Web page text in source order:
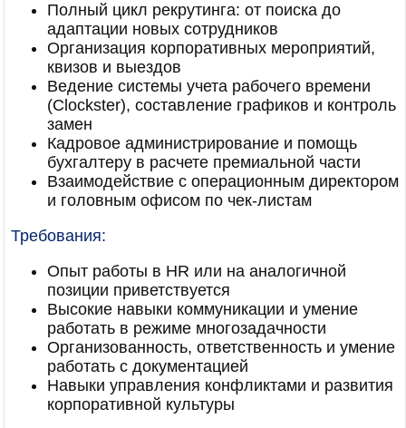
Полный цикл рекрутинга: от поиска до
адаптации новых сотрудников
Организация корпоративных мероприятий,
квизов и выездов
Ведение системы учета рабочего времени
(Clockster), составление графиков и контроль
замен
Кадровое администрирование и помощь
бухгалтеру в расчете премиальной части
Взаимодействие с операционным директором
и головным офисом по чек-листам
Требования:
Опыт работы в HR или на аналогичной
позиции приветствуется
Высокие навыки коммуникации и умение
работать в режиме многозадачности
Организованность, ответственность и умение
работать с документацией
Навыки управления конфликтами и развития
корпоративной культуры